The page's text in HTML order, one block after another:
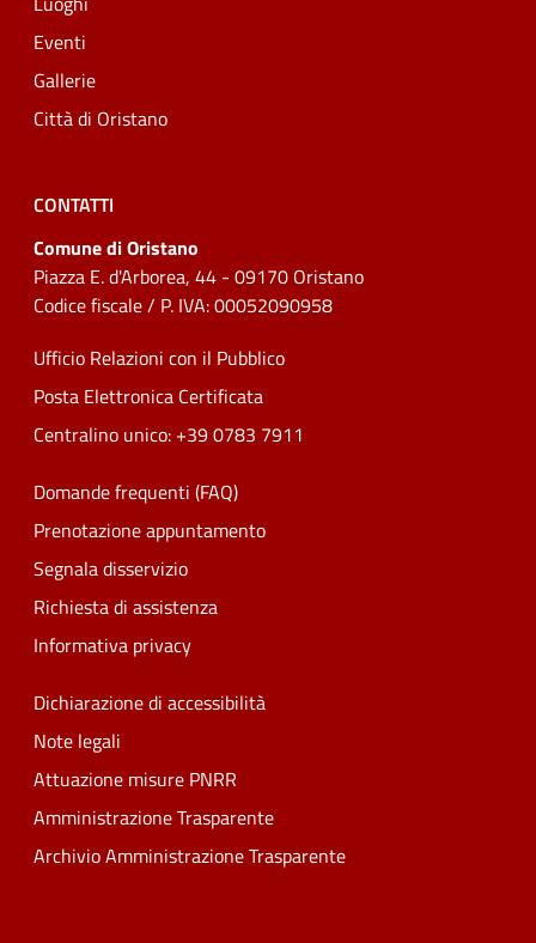
Eventi
Gallerie
Città di Oristano
CONTATTI
Comune di Oristano
Piazza E. d'Arborea, 44 - 09170 Oristano
Codice fiscale / P. IVA: 00052090958
Ufficio Relazioni con il Pubblico
Posta Elettronica Certificata
Centralino unico: +39 0783 7911
Domande frequenti (FAQ)
Prenotazione appuntamento
Segnala disservizio
Richiesta di assistenza
Informativa privacy
Dichiarazione di accessibilità
Note legali
Attuazione misure PNRR
Amministrazione Trasparente
Archivio Amministrazione Trasparente